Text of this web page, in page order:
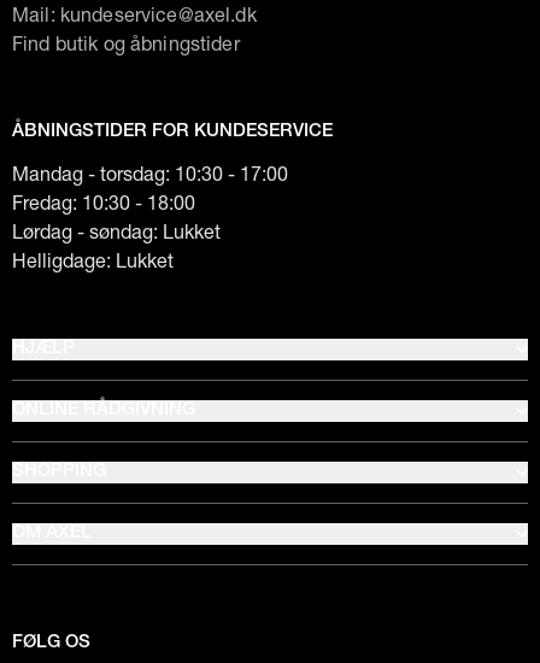
Mail: kundeservice@axel.dk
Find butik og åbningstider
ÅBNINGSTIDER FOR KUNDESERVICE
Mandag - torsdag: 10:30 - 17:00
Fredag: 10:30 - 18:00
Lørdag - søndag: Lukket
Helligdage: Lukket
FØLG OS